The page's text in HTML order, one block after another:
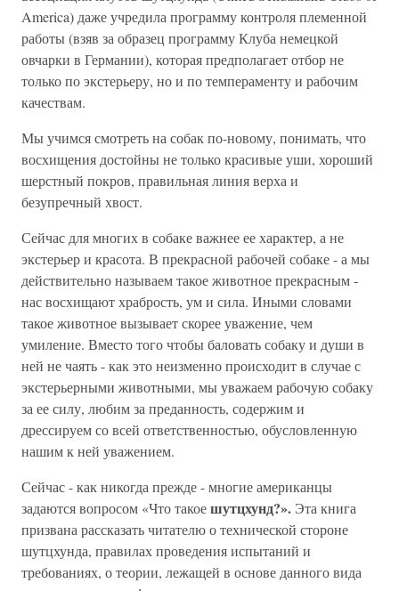
America) даже учредила программу контроля племенной
работы (взяв за образец программу Клуба немецкой
овчарки в Германии), которая предполагает отбор не
только по экстерьеру, но и по темпераменту и рабочим
качествам.
Мы учимся смотреть на собак по-новому, понимать, что
восхищения достойны не только красивые уши, хороший
шерстный покров, правильная линия верха и
безупречный хвост.
Сейчас для многих в собаке важнее ее характер, а не
экстерьер и красота. В прекрасной рабочей собаке - а мы
действительно называем такое животное прекрасным -
нас восхищают храбрость, ум и сила. Иными словами
такое животное вызывает скорее уважение, чем
умиление. Вместо того чтобы баловать собаку и души в
ней не чаять - как это неизменно происходит в случае с
экстерьерными животными, мы уважаем рабочую собаку
за ее силу, любим за преданность, содержим и
дрессируем со всей ответственностью, обусловленную
нашим к ней уважением.
Сейчас - как никогда прежде - многие американцы
задаются вопросом «Что такоешутцхунд?». Эта книга
призвана рассказать читателю о технической стороне
шутцхунда, правилах проведения испытаний и
требованиях, о теории, лежащей в основе данного вида